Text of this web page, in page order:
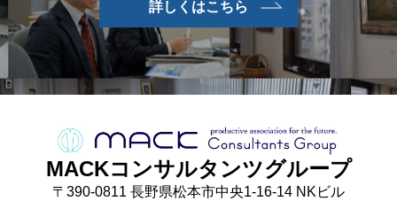
詳しくはこちら
MACKコンサルタンツグループ
〒390-0811 長野県松本市中央1-16-14 NKビル